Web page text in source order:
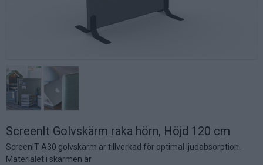
ScreenIt Golvskärm raka hörn, Höjd 120 cm
ScreenIT A30 golvskärm är tillverkad för optimal ljudabsorption.
Materialet i skärmen är